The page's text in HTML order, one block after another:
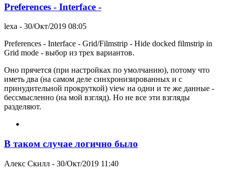
Preferences - Interface -
lexa - 30/Окт/2019 08:05
Preferences - Interface - Grid/Filmstrip - Hide docked filmstrip in
Grid mode - выбор из трех вариантов.
Оно прячется (при настройках по умолчанию), потому что
иметь два (на самом деле синхронизированных и с
принудительной прокруткой) view на одни и те же данные -
бессмысленно (на мой взгляд). Но не все эти взгляды
разделяют.
В таком случае логично было
Алекс Скилл - 30/Окт/2019 11:40